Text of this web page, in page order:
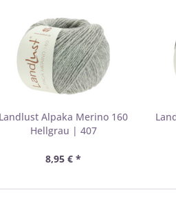
Landlust Alpaka Merino 160
Hellgrau | 407
8,95 € *